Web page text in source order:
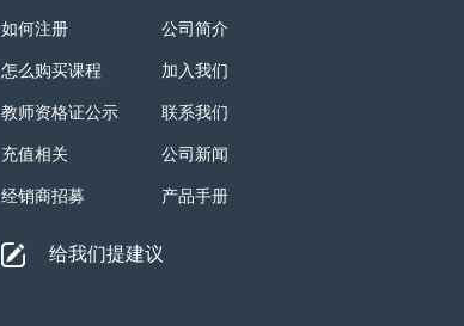
如何注册
怎么购买课程
教师资格证公示
充值相关
经销商招募
公司简介
加入我们
联系我们
公司新闻
产品手册
给我们提建议